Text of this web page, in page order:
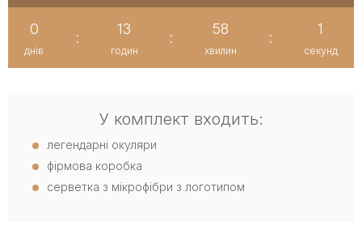
0
днів
:
13
годин
:
58
хвилин
:
1
секунд
У комплект входить:
легендарні окуляри
фірмова коробка
серветка з мікрофібри з логотипом